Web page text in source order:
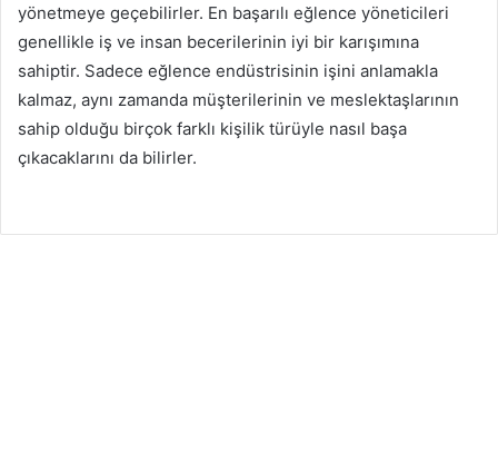
yönetmeye geçebilirler. En başarılı eğlence yöneticileri
genellikle iş ve insan becerilerinin iyi bir karışımına
sahiptir. Sadece eğlence endüstrisinin işini anlamakla
kalmaz, aynı zamanda müşterilerinin ve meslektaşlarının
sahip olduğu birçok farklı kişilik türüyle nasıl başa
çıkacaklarını da bilirler.